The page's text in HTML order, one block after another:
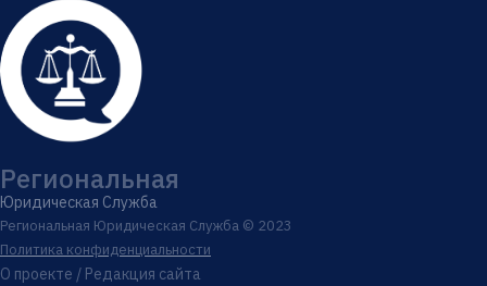
Региональная
Юридическая Служба
Региональная Юридическая Служба © 2023
Политика конфиденциальности
О проекте / Редакция сайта